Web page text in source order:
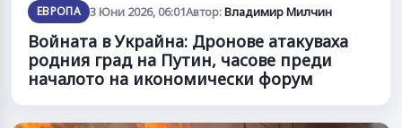
ЕВРОПА 3 Юни 2026, 06:01Автор:Владимир Милчин
Войната в Украйна: Дронове атакуваха
родния град на Путин, часове преди
началото на икономически форум